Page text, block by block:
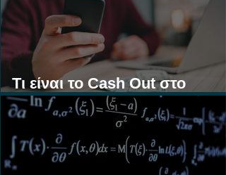
Τι είναι το Cash Out στο
Στοίχημα;